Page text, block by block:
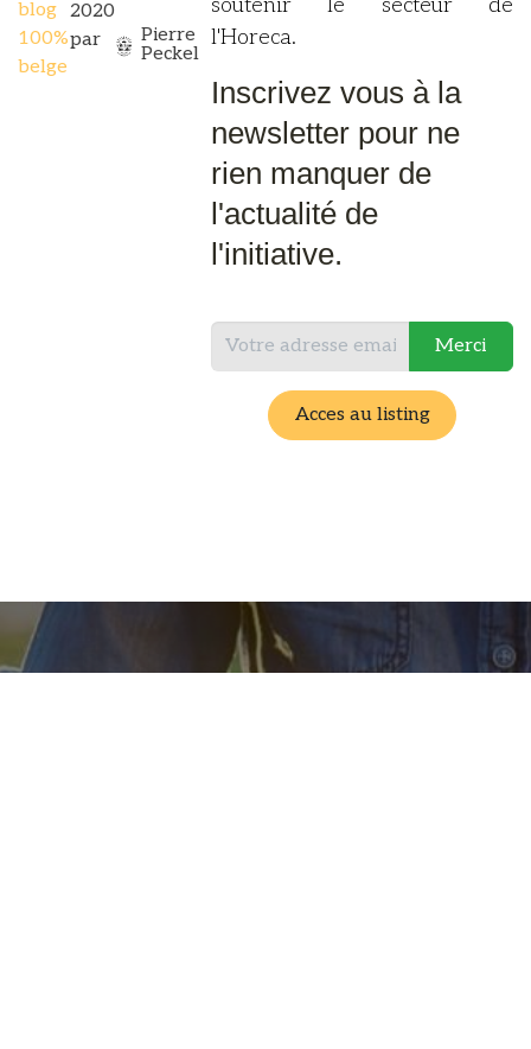
blog
100%
belge
2020
par
Pierre
Peckel
soutenir le secteur de
l'Horeca.
Inscrivez vous à la
newsletter pour ne
rien manquer de
l'actualité de
l'initiative.
Merci
Acces au listing